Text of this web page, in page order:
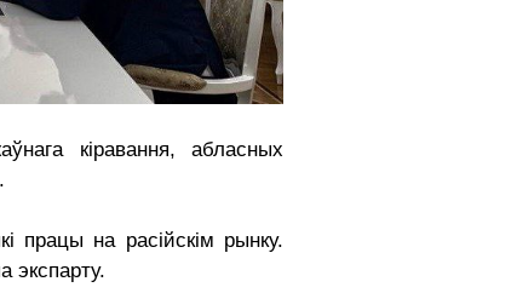
кіравання, абласных
працы на расійскім рынку.
экспарту.